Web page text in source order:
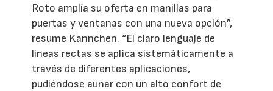
Roto amplía su oferta en manillas para
puertas y ventanas con una nueva opción”,
resume Kannchen. “El claro lenguaje de
líneas rectas se aplica sistemáticamente a
través de diferentes aplicaciones,
pudiéndose aunar con un alto confort de